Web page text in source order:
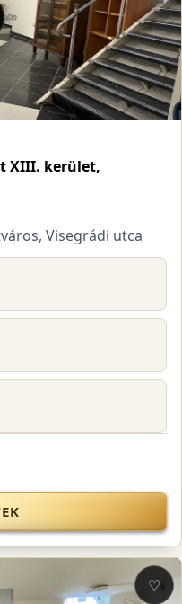
XIII. kerület,
Visegrádi utca
♡